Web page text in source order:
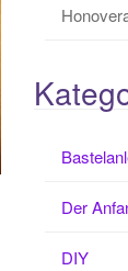
Der
DIY